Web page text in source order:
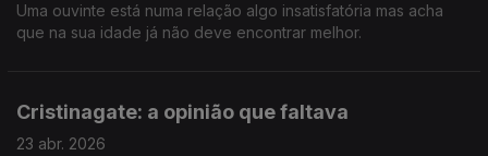
Uma ouvinte está numa relação algo insatisfatória mas acha
que na sua idade já não deve encontrar melhor.
Cristinagate: a opinião que faltava
23 abr. 2026